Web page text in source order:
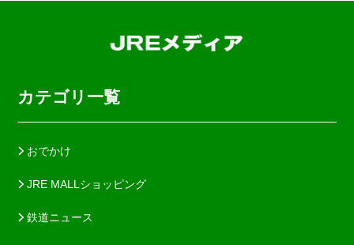
カテゴリ一覧
おでかけ
JRE MALLショッピング
鉄道ニュース